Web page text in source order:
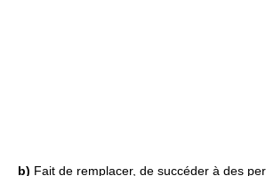
b) Fait de remplacer, de succéder à des